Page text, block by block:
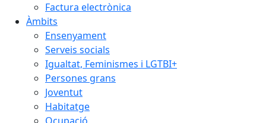
Factura electrònica
Àmbits
Ensenyament
Serveis socials
Igualtat, Feminismes i LGTBI+
Persones grans
Joventut
Habitatge